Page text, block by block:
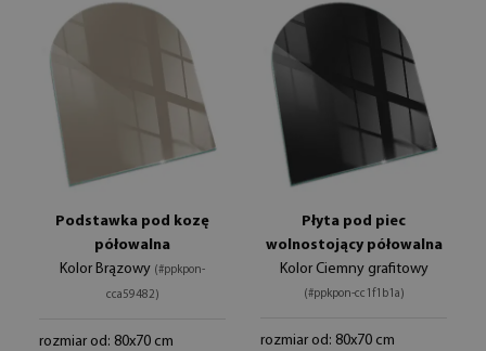
Podstawka pod kozę
półowalna
Kolor Brązowy (#ppkpon-
cca59482)
rozmiar od: 80x70 cm
Płyta pod piec
wolnostojący półowalna
Kolor Ciemny grafitowy
(#ppkpon-cc1f1b1a)
rozmiar od: 80x70 cm